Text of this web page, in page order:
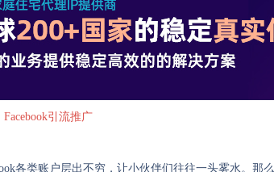
Facebook引流推广
各类账户层出不穷，让小伙伴们往往一头雾水。那